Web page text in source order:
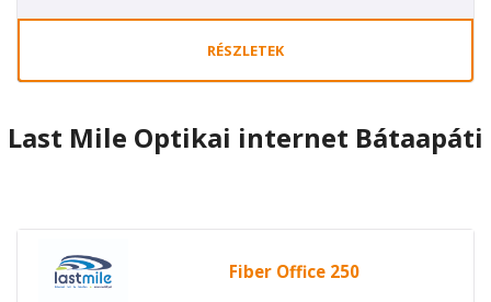
RÉSZLETEK
Last Mile Optikai internet Bátaapáti
Fiber Office 250